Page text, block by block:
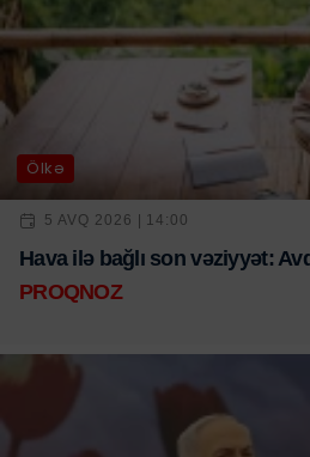
Ölkə
5 AVQ 2026 | 14:00
Hava ilə bağlı son vəziyyət:
PROQNOZ